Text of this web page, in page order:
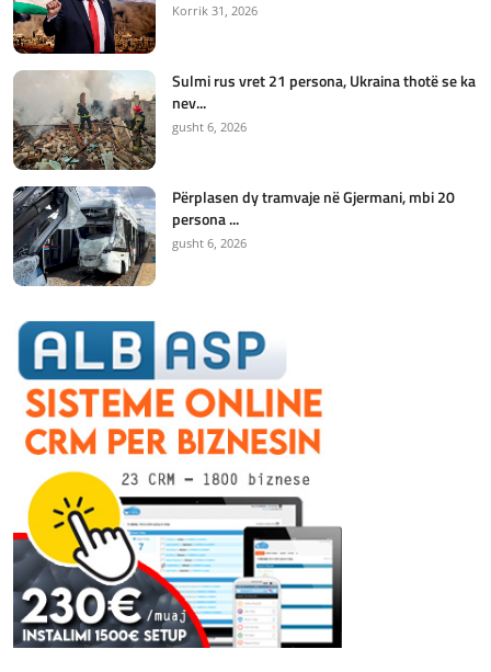
Korrik 31, 2026
Sulmi rus vret 21 persona, Ukraina thotë se ka
nev...
gusht 6, 2026
Përplasen dy tramvaje në Gjermani, mbi 20
persona ...
gusht 6, 2026